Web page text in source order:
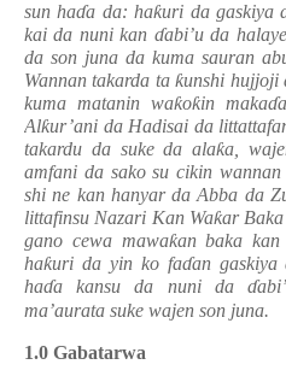
sun haɗa da: haƙuri da gaskiya
kai da nuni kan ɗabi’u da
da son juna da kuma sauran
Wannan takarda taƙunshi hujjoji
kuma matanin waƙoƙin makaɗ
Alƙur’ani da Hadisai da
takardu da suke da alaƙa,
amfani da sako su cikin
shi ne kan hanyar da Abba da
littafinsu Nazari Kan Waƙar
gano cewa mawaƙan baka kan
haƙuri da yin ko faɗan gaskiya
haɗa kansu da nuni daɗ
ma’aurata suke wajen son juna.
1.0 Gabatarwa